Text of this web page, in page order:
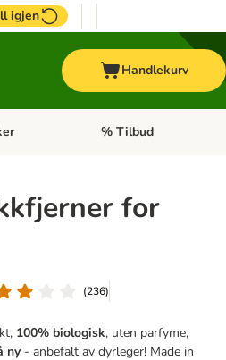
igjen
Handlekurv
Hest Åpne kategorimeny:
% Tilbud
for
(236)
100% biologisk, uten parfyme,
ny - anbefalt av dyrleger! Made in